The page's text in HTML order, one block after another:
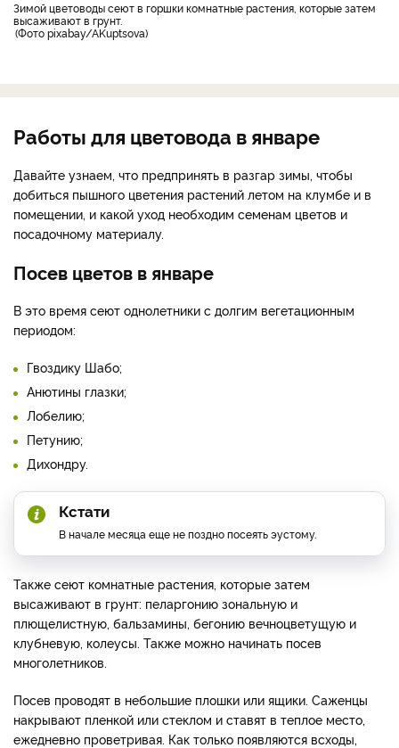
зимой цветоводы сеют в горшки комнатные растения, которые затем
высаживают в грунт.
Фото pixabay/AKuptsova
Работы для цветовода в январе
Давайте узнаем, что предпринять в разгар зимы, чтобы
добиться пышного цветения растений летом на клумбе и в
помещении, и какой уход необходим семенам цветов и
посадочному материалу.
Посев цветов в январе
В это время сеют однолетники с долгим вегетационным
периодом:
Гвоздику Шабо;
Анютины глазки;
Лобелию;
Петунию;
Дихондру.
Кстати
В начале месяца еще не поздно посеять эустому.
Также сеют комнатные растения, которые затем
высаживают в грунт: пеларгонию зональную и
плющелистную, бальзамины, бегонию вечноцветущую и
клубневую, колеусы. Также можно начинать посев
многолетников.
Посев проводят в небольшие плошки или ящики. Саженцы
накрывают пленкой или стеклом и ставят в теплое место,
ежедневно проветривая. Как только появляются всходы,